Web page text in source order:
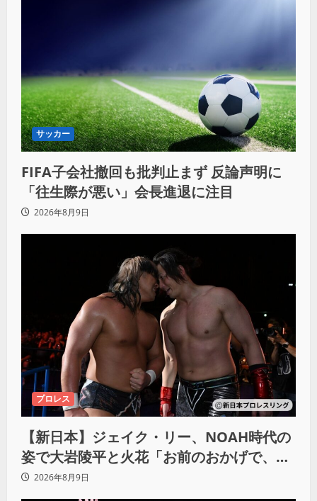
サッカー
FIFA子会社撤回も批判止まず 反論声明に
「往生際が悪い」会長進退に注目
2026年8月9日
プロレス
【新日本】ジェイク・リー、NOAH時代の
姿で大岩陵平と火花「お前のおかげで、忘
れてたもの思い出したわ」
2026年8月9日